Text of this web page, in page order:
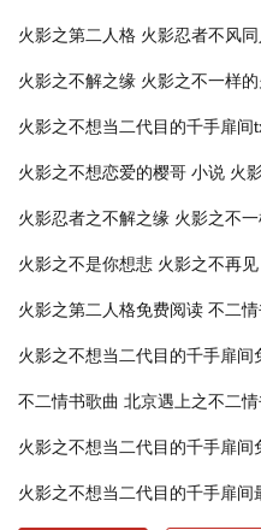
火影之第二人格 火影忍者不风
火影之不解之缘 火影之不一样
火影之不想当二代目的千手扉间
火影之不想恋爱的樱哥 小说 火
火影忍者之不解之缘 火影之不
火影之不是你想悲 火影之不再见
火影之第二人格免费阅读 不二
火影之不想当二代目的千手扉间
不二情书歌曲 北京遇上之不二
火影之不想当二代目的千手扉间
火影之不想当二代目的千手扉间